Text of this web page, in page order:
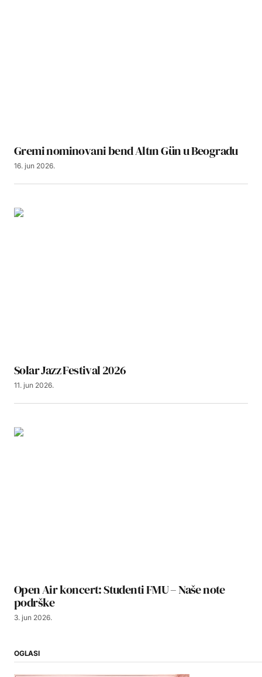
Gremi nominovani bend Altın Gün u Beogradu
16. jun 2026.
Solar Jazz Festival 2026
11. jun 2026.
Open Air koncert: Studenti FMU – Naše note
podrške
3. jun 2026.
OGLASI